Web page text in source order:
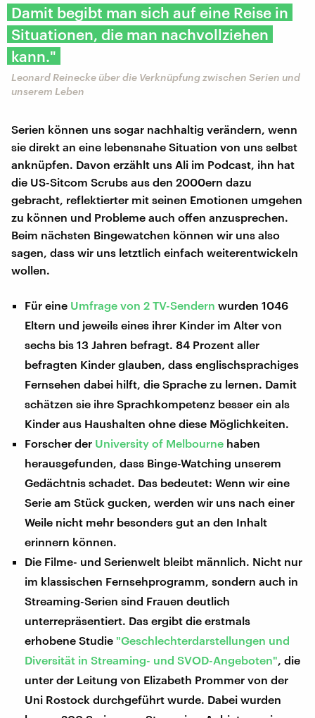
Damit begibt man sich auf eine Reise in
Situationen, die man nachvollziehen
kann."
Leonard Reinecke über die Verknüpfung zwischen Serien und
unserem Leben
Serien können uns sogar nachhaltig verändern, wenn
sie direkt an eine lebensnahe Situation von uns selbst
anknüpfen. Davon erzählt uns Ali im Podcast, ihn hat
die US-Sitcom Scrubs aus den 2000ern dazu
gebracht, reflektierter mit seinen Emotionen umgehen
zu können und Probleme auch offen anzusprechen.
Beim nächsten Bingewatchen können wir uns also
sagen, dass wir uns letztlich einfach weiterentwickeln
wollen.
Für eine Umfrage von 2 TV-Sendern wurden 1046
Eltern und jeweils eines ihrer Kinder im Alter von
sechs bis 13 Jahren befragt. 84 Prozent aller
befragten Kinder glauben, dass englischsprachiges
Fernsehen dabei hilft, die Sprache zu lernen. Damit
schätzen sie ihre Sprachkompetenz besser ein als
Kinder aus Haushalten ohne diese Möglichkeiten.
Forscher der University of Melbourne haben
herausgefunden, dass Binge-Watching unserem
Gedächtnis schadet. Das bedeutet: Wenn wir eine
Serie am Stück gucken, werden wir uns nach einer
Weile nicht mehr besonders gut an den Inhalt
erinnern können.
Die Filme- und Serienwelt bleibt männlich. Nicht nur
im klassischen Fernsehprogramm, sondern auch in
Streaming-Serien sind Frauen deutlich
unterrepräsentiert. Das ergibt die erstmals
erhobene Studie "Geschlechterdarstellungen und
Diversität in Streaming- und SVOD-Angeboten" , die
unter der Leitung von Elizabeth Prommer von der
Uni Rostock durchgeführt wurde. Dabei wurden